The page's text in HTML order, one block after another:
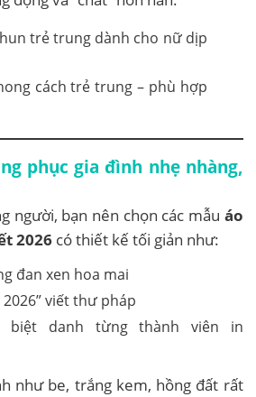
cách trẻ trung – phù hợp
phục gia đình nhẹ nhàng,
người, bạn nên chọn các mẫu áo
2026 có thiết kế tối giản như:
đan xen hoa mai
2026” viết thư pháp
biệt danh từng thành viên in
như be, trắng kem, hồng đất rất